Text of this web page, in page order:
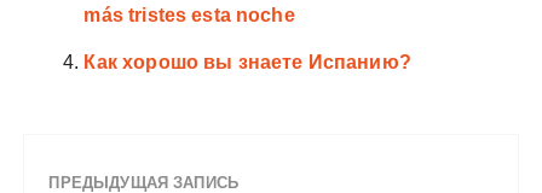
más tristes esta noche
Как хорошо вы знаете Испанию?
ПРЕДЫДУЩАЯ ЗАПИСЬ